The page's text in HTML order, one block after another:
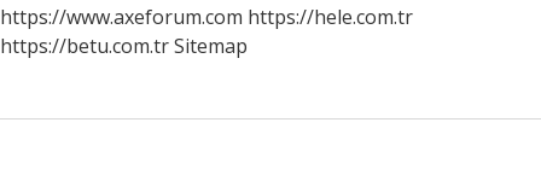
https://www.axeforum.com https://hele.com.tr
https://betu.com.trSitemap